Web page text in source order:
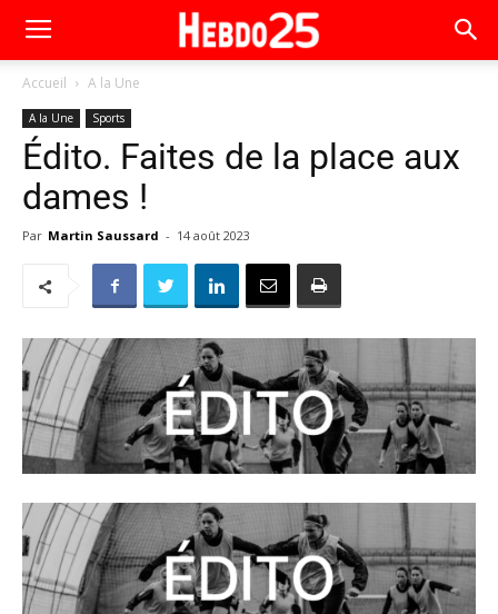
Accueil A la Une
A la Une Sports
Édito. Faites de la place aux
dames !
Par Martin Saussard - 14 août 2023